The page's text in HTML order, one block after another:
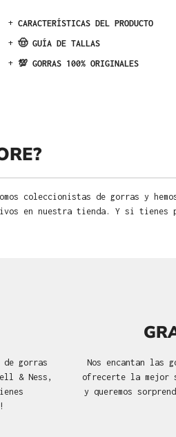
+ CARACTERÍSTICAS DEL PRODUCTO
+ 🤠 GUÍA DE TALLAS
+ 💯 GORRAS 100% ORIGINALES
coleccionistas de gorras y
en nuestra tienda. Y si tienes
de gorras
& Ness,
Nos encantan las
ofrecerte la mejor
y queremos